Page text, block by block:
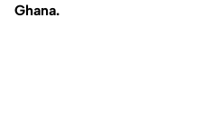
Ghana.